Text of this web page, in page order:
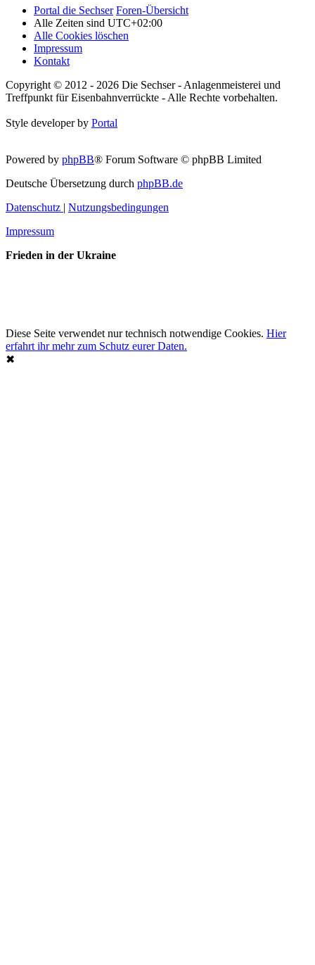
Portal die Sechser Foren-Übersicht
Alle Zeiten sind UTC+02:00
Alle Cookies löschen
Impressum
Kontakt
Copyright © 2012 - 2026 Die Sechser - Anlagenmeisterei und
Treffpunkt für Eisenbahnverrückte - Alle Rechte vorbehalten.
Style developer by Portal
Powered by phpBB® Forum Software © phpBB Limited
Deutsche Übersetzung durch phpBB.de
Datenschutz | Nutzungsbedingungen
Impressum
Frieden in der Ukraine
Diese Seite verwendet nur technisch notwendige Cookies. Hier
erfahrt ihr mehr zum Schutz eurer Daten.
✖